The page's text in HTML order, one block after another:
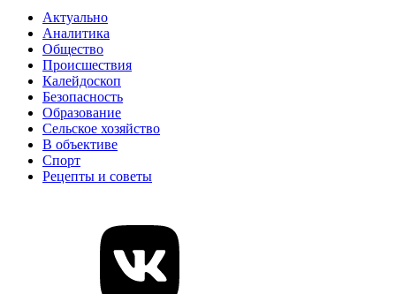
Актуально
Аналитика
Общество
Происшествия
Калейдоскоп
Безопасность
Образование
Сельское хозяйство
В объективе
Спорт
Рецепты и советы